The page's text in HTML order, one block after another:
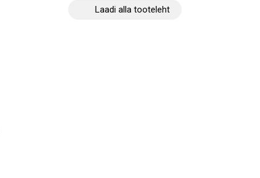
Laadi alla tooteleht